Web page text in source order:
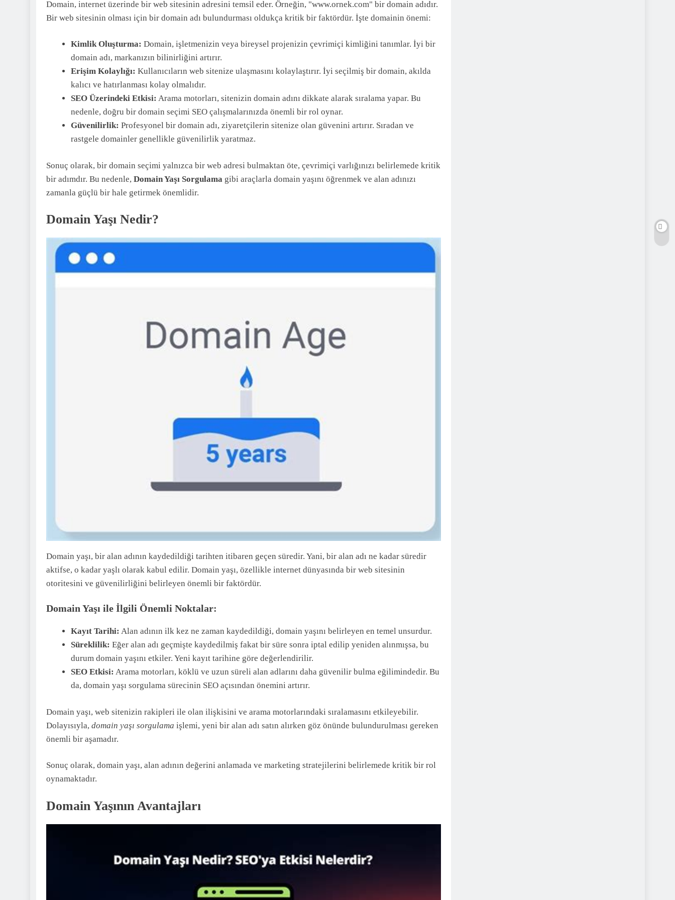
Domain, internet üzerinde bir web sitesinin adresini temsil eder. Örneğin, "www.ornek.com" bir domain adıdır.
Bir web sitesinin olması için bir domain adı bulundurması oldukça kritik bir faktördür. İşte domainin önemi:
Kimlik Oluşturma: Domain, işletmenizin veya bireysel projenizin çevrimiçi kimliğini tanımlar. İyi bir
domain adı, markanızın bilinirliğini artırır.
Erişim Kolaylığı: Kullanıcıların web sitenize ulaşmasını kolaylaştırır. İyi seçilmiş bir domain, akılda
kalıcı ve hatırlanması kolay olmalıdır.
SEO Üzerindeki Etkisi: Arama motorları, sitenizin domain adını dikkate alarak sıralama yapar. Bu
nedenle, doğru bir domain seçimi SEO çalışmalarınızda önemli bir rol oynar.
Güvenilirlik: Profesyonel bir domain adı, ziyaretçilerin sitenize olan güvenini artırır. Sıradan ve
rastgele domainler genellikle güvenilirlik yaratmaz.
Sonuç olarak, bir domain seçimi yalnızca bir web adresi bulmaktan öte, çevrimiçi varlığınızı belirlemede kritik
bir adımdır. Bu nedenle, Domain Yaşı Sorgulama gibi araçlarla domain yaşını öğrenmek ve alan adınızı
zamanla güçlü bir hale getirmek önemlidir.
Domain Yaşı Nedir?
Domain yaşı, bir alan adının kaydedildiği tarihten itibaren geçen süredir. Yani, bir alan adı ne kadar süredir
aktifse, o kadar yaşlı olarak kabul edilir. Domain yaşı, özellikle internet dünyasında bir web sitesinin
otoritesini ve güvenilirliğini belirleyen önemli bir faktördür.
Domain Yaşı ile İlgili Önemli Noktalar:
Kayıt Tarihi: Alan adının ilk kez ne zaman kaydedildiği, domain yaşını belirleyen en temel unsurdur.
Süreklilik: Eğer alan adı geçmişte kaydedilmiş fakat bir süre sonra iptal edilip yeniden alınmışsa, bu
durum domain yaşını etkiler. Yeni kayıt tarihine göre değerlendirilir.
SEO Etkisi: Arama motorları, köklü ve uzun süreli alan adlarını daha güvenilir bulma eğilimindedir. Bu
da, domain yaşı sorgulama sürecinin SEO açısından önemini artırır.
Domain yaşı, web sitenizin rakipleri ile olan ilişkisini ve arama motorlarındaki sıralamasını etkileyebilir.
Dolayısıyla, domain yaşı sorgulama işlemi, yeni bir alan adı satın alırken göz önünde bulundurulması gereken
önemli bir aşamadır.
Sonuç olarak, domain yaşı, alan adının değerini anlamada ve marketing stratejilerini belirlemede kritik bir rol
oynamaktadır.
Domain Yaşının Avantajları